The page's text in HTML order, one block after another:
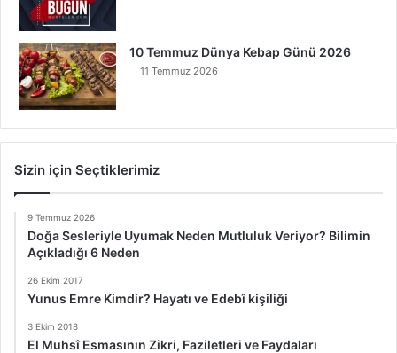
10 Temmuz Dünya Kebap Günü 2026
11 Temmuz 2026
Sizin için Seçtiklerimiz
9 Temmuz 2026
Doğa Sesleriyle Uyumak Neden Mutluluk Veriyor? Bilimin
Açıkladığı 6 Neden
26 Ekim 2017
Yunus Emre Kimdir? Hayatı ve Edebî kişiliği
3 Ekim 2018
El Muhsî Esmasının Zikri, Faziletleri ve Faydaları